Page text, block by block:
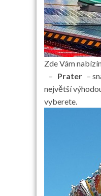
Zde Vám
– Prater –
největší
vyberete.